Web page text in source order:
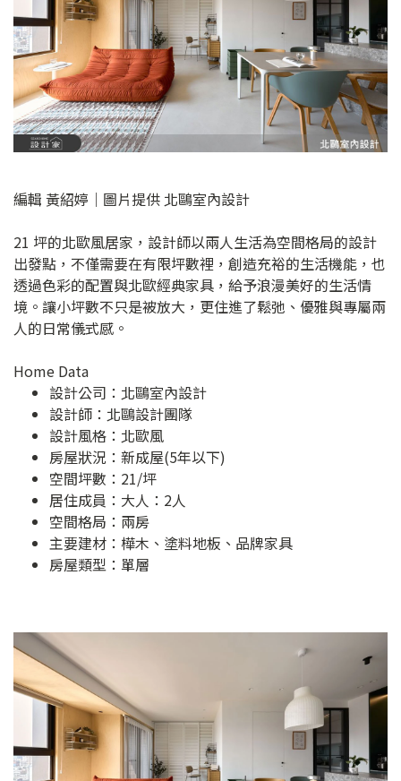
編輯 黃紹婷｜圖片提供 北鷗室內設計
21 坪的北歐風居家，設計師以兩人生活為空間格局的設計
出發點，不僅需要在有限坪數裡，創造充裕的生活機能，也
透過色彩的配置與北歐經典家具，給予浪漫美好的生活情
境。讓小坪數不只是被放大，更住進了鬆弛、優雅與專屬兩
人的日常儀式感。
Home Data
設計公司： 北鷗室內設計
設計師：北鷗設計團隊
設計風格：北歐風
房屋狀況：新成屋(5年以下)
空間坪數：21/坪
居住成員：大人：2人
空間格局：兩房
主要建材：樺木、塗料地板、品牌家具
房屋類型：單層